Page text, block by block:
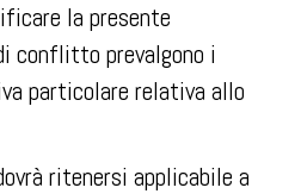
la presente
conflitto prevalgono i
particolare relativa allo
ritenersi applicabile a